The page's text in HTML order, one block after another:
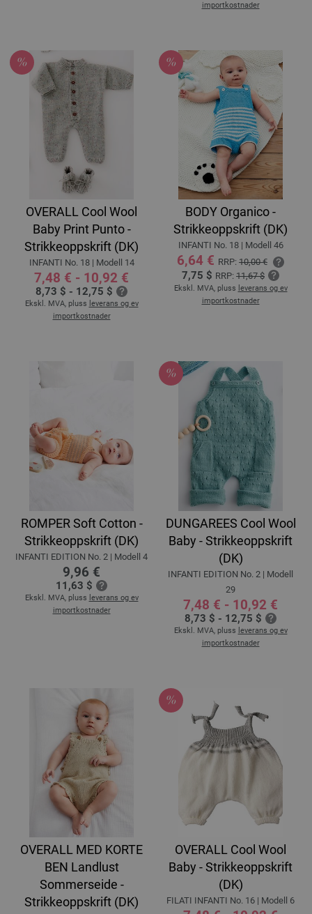
importkostnader
OVERALL Cool Wool
Baby Print Punto -
Strikkeoppskrift (DK)
INFANTI No. 18 | Modell 14
7,48 € - 10,92 €
8,73 $ - 12,75 $
Ekskl. MVA, pluss leverans og ev
importkostnader
BODY Organico -
Strikkeoppskrift (DK)
INFANTI No. 18 | Modell 46
6,64 € RRP: 10,00 €
7,75 $ RRP: 11,67 $
Ekskl. MVA, pluss leverans og ev
importkostnader
ROMPER Soft Cotton -
Strikkeoppskrift (DK)
INFANTI EDITION No. 2 | Modell 4
9,96 €
11,63 $
Ekskl. MVA, pluss leverans og ev
importkostnader
DUNGAREES Cool Wool
Baby - Strikkeoppskrift
(DK)
INFANTI EDITION No. 2 | Modell
29
7,48 € - 10,92 €
8,73 $ - 12,75 $
Ekskl. MVA, pluss leverans og ev
importkostnader
OVERALL MED KORTE
BEN Landlust
Sommerseide -
Strikkeoppskrift (DK)
OVERALL Cool Wool
Baby - Strikkeoppskrift
(DK)
FILATI INFANTI No. 16 | Modell 6